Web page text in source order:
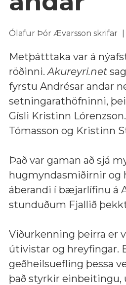
Ólafur Þór Ævarsson skrifar
Metþátttaka var á
röðinni.Akureyri.net
fyrstu Andrésar andar
setningarathöfninni,
Gísli Kristinn
Tómasson og Kristinn
Það var gaman að sjá
hugmyndasmiðirnir og
áberandi í bæjarlífinu á
stunduðum Fjallið
Viðurkenning þeirra er
útivistar og hreyfingar.
geðheilsuefling þessa
það styrkir einbeitingu,